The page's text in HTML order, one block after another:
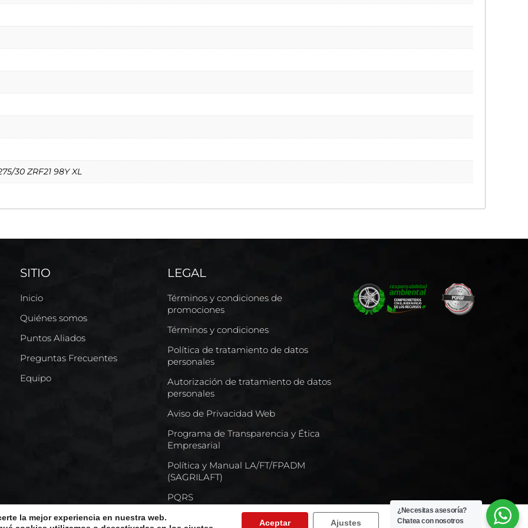
30 ZRF21 98Y XL
SITIO
Inicio
Quiénes somos
Puntos Aliados
Preguntas Frecuentes
Equipo
LEGAL
Términos y condiciones de
promociones
Términos y condiciones
Política de tratamiento de datos
personales
Autorización de tratamiento de datos
personales
Aviso de Privacidad Web
Programa de Transparencia y Ética
Empresarial
Política y Manual LA/FT/FPADM
(SAGRILAFT)
PQRS
la mejor experiencia en nuestra web.
Aceptar Ajustes
¿Necesitas asesoría?
Chatea con nosotros